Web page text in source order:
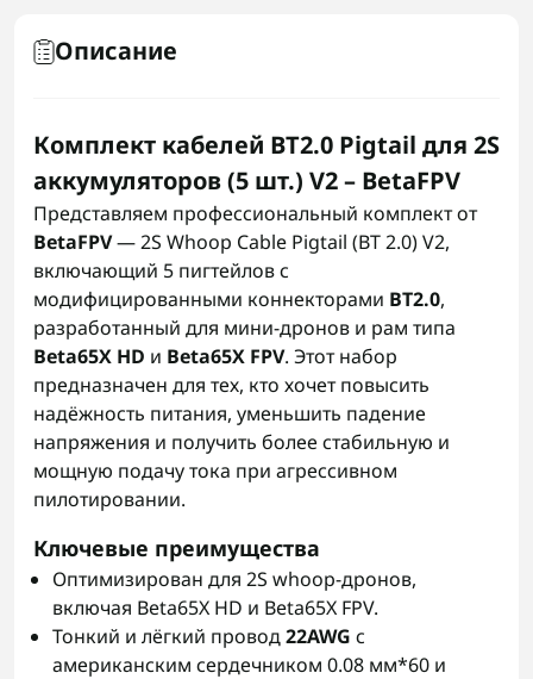
Описание
Комплект кабелей BT2.0 Pigtail для 2S
аккумуляторов (5 шт.) V2 – BetaFPV
Представляем профессиональный комплект от
BetaFPV— 2S Whoop Cable Pigtail (BT 2.0) V2,
включающий 5 пигтейлов с
модифицированными коннекторами BT2.0,
разработанный для мини‑дронов и рам типа
Beta65X HD и Beta65X FPV. Этот набор
предназначен для тех, кто хочет повысить
надёжность питания, уменьшить падение
напряжения и получить более стабильную и
мощную подачу тока при агрессивном
пилотировании.
Ключевые преимущества
Оптимизирован для 2S whoop‑дронов,
включая Beta65X HD и Beta65X FPV.
Тонкий и лёгкий провод22AWG с
американским сердечником 0.08 мм*60 и